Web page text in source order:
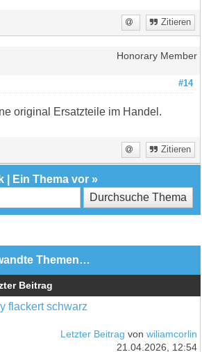
Zitieren
Honorary Member
#14
original Ersatzteile im Handel.
Zitieren
Ein Thema vor »
Themen…
Beitrag
flackert schwarz
Letzter Beitrag von wiliamcorlin
21.04.2026, 12:54